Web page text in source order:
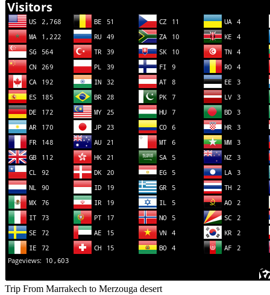
Trip From Marrakech to Merzouga desert